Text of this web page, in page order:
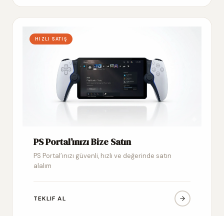
HIZLI SATIŞ
PS Portal’ınızı Bize Satın
PS Portal’ınızı güvenli, hızlı ve değerinde satın
alalım
TEKLIF AL